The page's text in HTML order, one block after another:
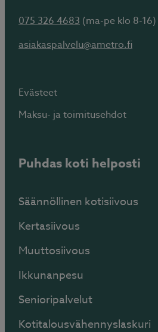
075 326 4683 (ma-pe klo 8-16)
asiakaspalvelu@ametro.fi
Evästeet
Maksu- ja toimitusehdot
Puhdas koti helposti
Säännöllinen kotisiivous
Kertasiivous
Muuttosiivous
Ikkunanpesu
Senioripalvelut
Kotitalousvähennyslaskuri